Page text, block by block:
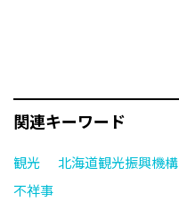
関連キーワード
観光 北海道観光振興機構
不祥事